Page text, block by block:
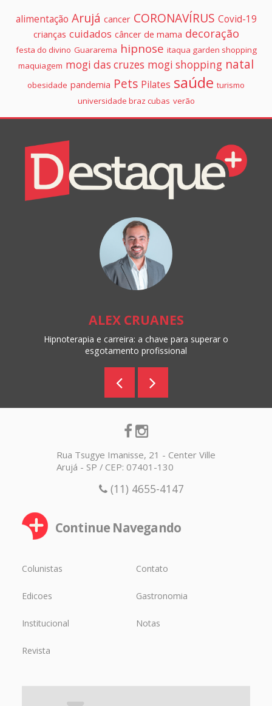
alimentação Arujá cancer CORONAVÍRUS Covid-19
crianças cuidados câncer de mama decoração
festa do divino Guararema hipnose itaqua garden shopping
maquiagem mogi das cruzes mogi shopping natal
obesidade pandemia Pets Pilates saúde turismo
universidade braz cubas verão
Colunistas
Destaque+
Online
ALEX CRUANES
Hipnoterapia e carreira: a chave para superar o
esgotamento profissional
Rua Tsugye Imanisse, 21 - Center Ville
Arujá - SP / CEP: 07401-130
(11) 4655-4147
Continue Navegando
Colunistas Contato
Edicoes Gastronomia
Institucional Notas
Revista